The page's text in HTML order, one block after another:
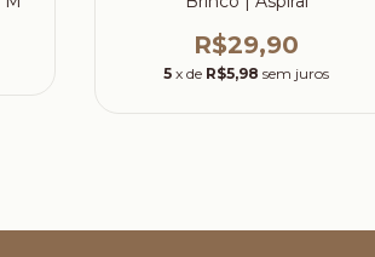
R$29,90
5 x de R$5,98 sem juros